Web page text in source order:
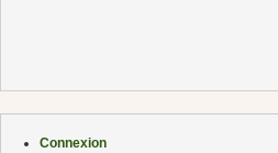
Connexion